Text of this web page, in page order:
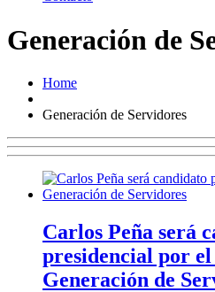
Generación de
Home
Generación de Servidores
Carlos Peña será
presidencial por
Generación de